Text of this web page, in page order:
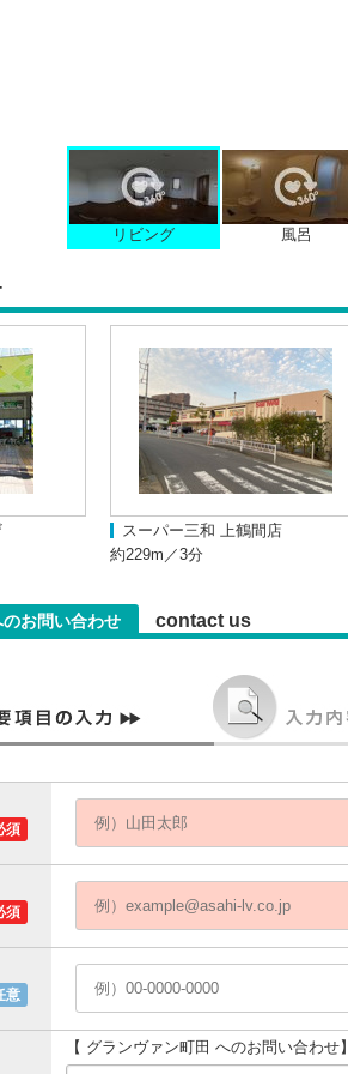
リビング 風呂
スーパー三和 上鶴間店
約229m／3分
お問い合わせ contact us
須
須
意
【 グランヴァン町田 へのお問い合わせ】